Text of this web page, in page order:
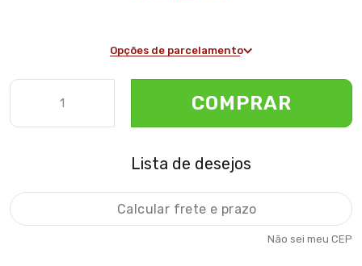
Opções de parcelamento
COMPRAR
Lista de desejos
Não sei meu CEP